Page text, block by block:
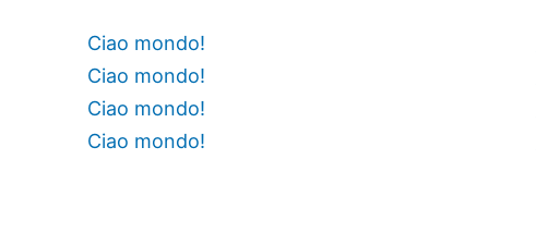
Ciao mondo!
Ciao mondo!
Ciao mondo!
Ciao mondo!